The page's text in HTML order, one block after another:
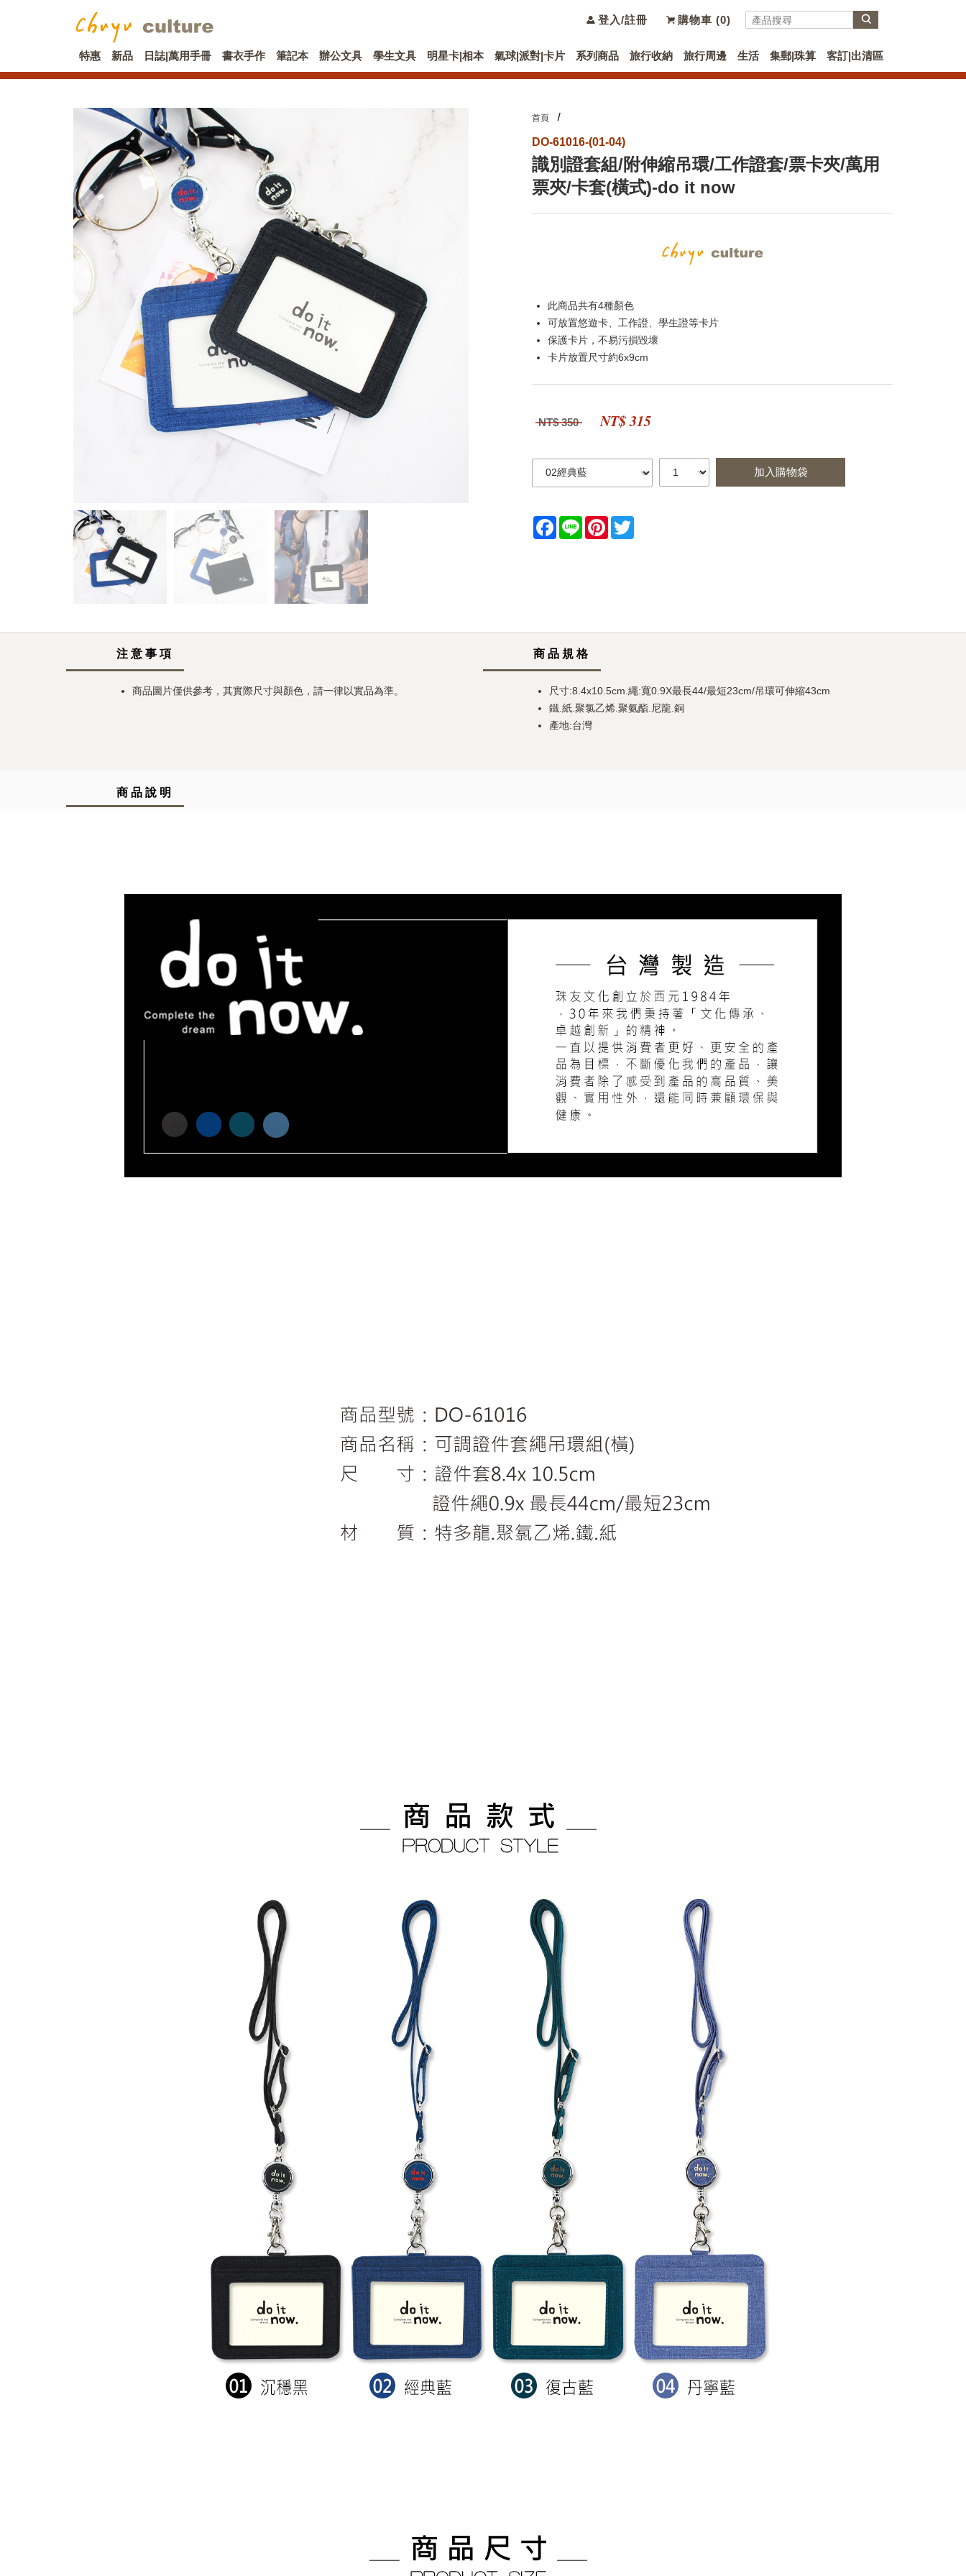
登入/註冊 購物車 (0)
特惠 新品 日誌|萬用手冊 書衣手作 筆記本 辦公文具 學生文具 明星卡|相本 氣球|派對|卡片 系列商品 旅行收納 旅行周邊 生活 集郵|珠算 客訂|出清區
首頁
DO-61016-(01-04)
識別證套組/附伸縮吊環/工作證套/票卡夾/萬用
票夾/卡套(橫式)-do it now
此商品共有4種顏色
可放置悠遊卡、工作證、學生證等卡片
保護卡片，不易污損毀壞
卡片放置尺寸約6x9cm
NT$ 350 NT$ 315
加入購物袋
Facebook
Line Pinterest
注 意 事 項
商品圖片僅供參考，其實際尺寸與顏色，請一律以實品為準。
商 品 規 格
尺寸:8.4x10.5cm.繩:寬0.9X最長44/最短23cm/吊環可伸縮43cm
鐵.紙.聚氯乙烯.聚氨酯.尼龍.銅
產地:台灣
商 品 說 明